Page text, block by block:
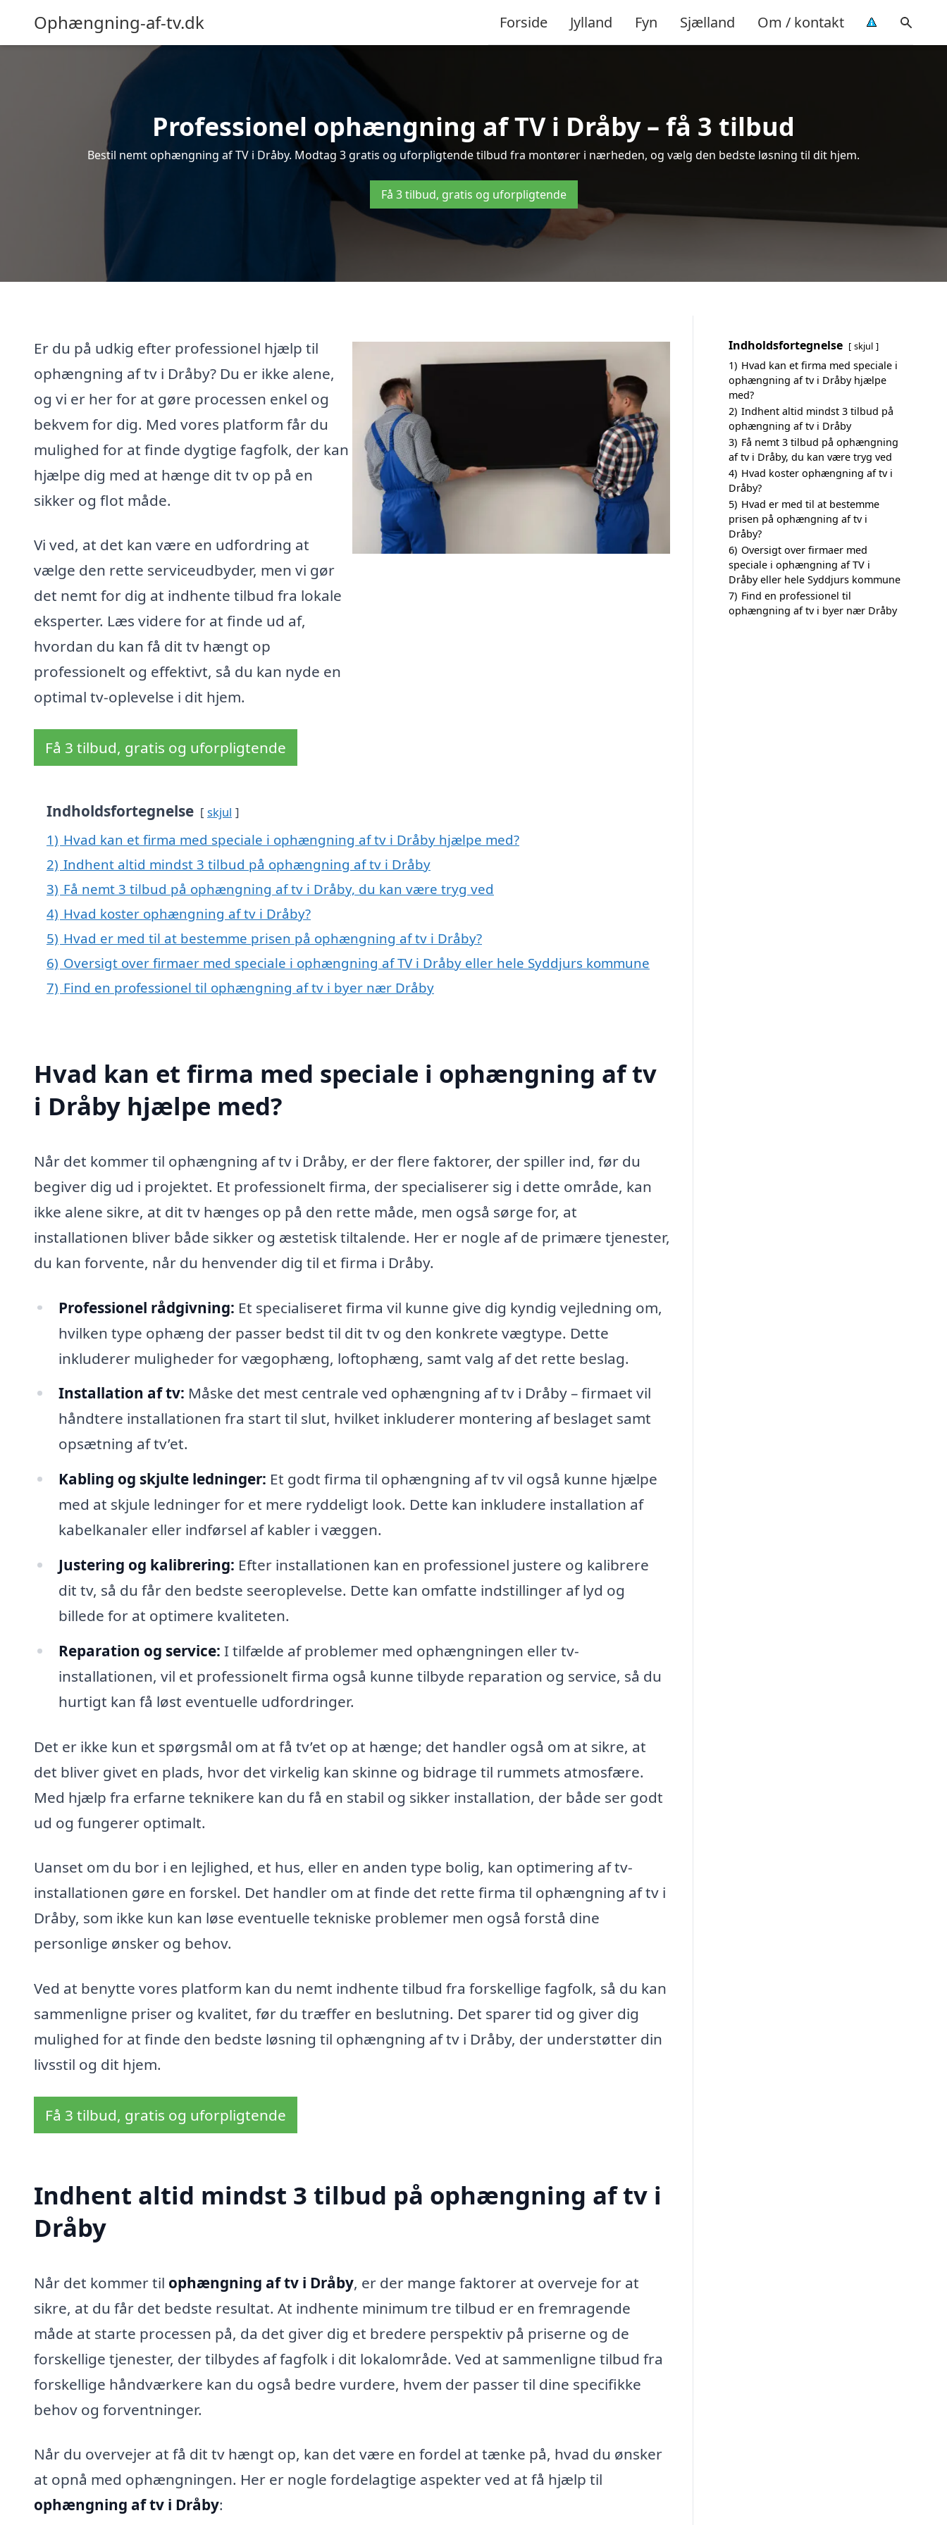
Ophængning-af-tv.dk Forside Jylland Fyn Sjælland Om / kontakt
Professionel ophængning af TV i Dråby – få 3 tilbud
Bestil nemt ophængning af TV i Dråby. Modtag 3 gratis og uforpligtende tilbud fra montører i nærheden, og vælg den bedste løsning til dit hjem.
Få 3 tilbud, gratis og uforpligtende
Er du på udkig efter professionel hjælp til
ophængning af tv i Dråby? Du er ikke alene,
og vi er her for at gøre processen enkel og
bekvem for dig. Med vores platform får du
mulighed for at finde dygtige fagfolk, der kan
hjælpe dig med at hænge dit tv op på en
sikker og flot måde.
Vi ved, at det kan være en udfordring at
vælge den rette serviceudbyder, men vi gør
det nemt for dig at indhente tilbud fra lokale
eksperter. Læs videre for at finde ud af,
hvordan du kan få dit tv hængt op
professionelt og effektivt, så du kan nyde en
optimal tv-oplevelse i dit hjem.
Få 3 tilbud, gratis og uforpligtende
Indholdsfortegnelse skjul
1) Hvad kan et firma med speciale i ophængning af tv i Dråby hjælpe med?
2) Indhent altid mindst 3 tilbud på ophængning af tv i Dråby
3) Få nemt 3 tilbud på ophængning af tv i Dråby, du kan være tryg ved
4) Hvad koster ophængning af tv i Dråby?
5) Hvad er med til at bestemme prisen på ophængning af tv i Dråby?
6) Oversigt over firmaer med speciale i ophængning af TV i Dråby eller hele Syddjurs kommune
7) Find en professionel til ophængning af tv i byer nær Dråby
Hvad kan et firma med speciale i ophængning af tv
i Dråby hjælpe med?
Når det kommer til ophængning af tv i Dråby, er der flere faktorer, der spiller ind, før du
begiver dig ud i projektet. Et professionelt firma, der specialiserer sig i dette område, kan
ikke alene sikre, at dit tv hænges op på den rette måde, men også sørge for, at
installationen bliver både sikker og æstetisk tiltalende. Her er nogle af de primære tjenester,
du kan forvente, når du henvender dig til et firma i Dråby.
Professionel rådgivning: Et specialiseret firma vil kunne give dig kyndig vejledning om,
hvilken type ophæng der passer bedst til dit tv og den konkrete vægtype. Dette
inkluderer muligheder for vægophæng, loftophæng, samt valg af det rette beslag.
Installation af tv: Måske det mest centrale ved ophængning af tv i Dråby – firmaet vil
håndtere installationen fra start til slut, hvilket inkluderer montering af beslaget samt
opsætning af tv’et.
Kabling og skjulte ledninger: Et godt firma til ophængning af tv vil også kunne hjælpe
med at skjule ledninger for et mere ryddeligt look. Dette kan inkludere installation af
kabelkanaler eller indførsel af kabler i væggen.
Justering og kalibrering: Efter installationen kan en professionel justere og kalibrere
dit tv, så du får den bedste seeroplevelse. Dette kan omfatte indstillinger af lyd og
billede for at optimere kvaliteten.
Reparation og service: I tilfælde af problemer med ophængningen eller tv-
installationen, vil et professionelt firma også kunne tilbyde reparation og service, så du
hurtigt kan få løst eventuelle udfordringer.
Det er ikke kun et spørgsmål om at få tv’et op at hænge; det handler også om at sikre, at
det bliver givet en plads, hvor det virkelig kan skinne og bidrage til rummets atmosfære.
Med hjælp fra erfarne teknikere kan du få en stabil og sikker installation, der både ser godt
ud og fungerer optimalt.
Uanset om du bor i en lejlighed, et hus, eller en anden type bolig, kan optimering af tv-
installationen gøre en forskel. Det handler om at finde det rette firma til ophængning af tv i
Dråby, som ikke kun kan løse eventuelle tekniske problemer men også forstå dine
personlige ønsker og behov.
Ved at benytte vores platform kan du nemt indhente tilbud fra forskellige fagfolk, så du kan
sammenligne priser og kvalitet, før du træffer en beslutning. Det sparer tid og giver dig
mulighed for at finde den bedste løsning til ophængning af tv i Dråby, der understøtter din
livsstil og dit hjem.
Få 3 tilbud, gratis og uforpligtende
Indhent altid mindst 3 tilbud på ophængning af tv i
Dråby
Når det kommer til ophængning af tv i Dråby, er der mange faktorer at overveje for at
sikre, at du får det bedste resultat. At indhente minimum tre tilbud er en fremragende
måde at starte processen på, da det giver dig et bredere perspektiv på priserne og de
forskellige tjenester, der tilbydes af fagfolk i dit lokalområde. Ved at sammenligne tilbud fra
forskellige håndværkere kan du også bedre vurdere, hvem der passer til dine specifikke
behov og forventninger.
Når du overvejer at få dit tv hængt op, kan det være en fordel at tænke på, hvad du ønsker
at opnå med ophængningen. Her er nogle fordelagtige aspekter ved at få hjælp til
ophængning af tv i Dråby:
Indholdsfortegnelse skjul
1) Hvad kan et firma med speciale i
ophængning af tv i Dråby hjælpe
med?
2) Indhent altid mindst 3 tilbud på
ophængning af tv i Dråby
3) Få nemt 3 tilbud på ophængning
af tv i Dråby, du kan være tryg ved
4) Hvad koster ophængning af tv i
Dråby?
5) Hvad er med til at bestemme
prisen på ophængning af tv i
Dråby?
6) Oversigt over firmaer med
speciale i ophængning af TV i
Dråby eller hele Syddjurs kommune
7) Find en professionel til
ophængning af tv i byer nær Dråby